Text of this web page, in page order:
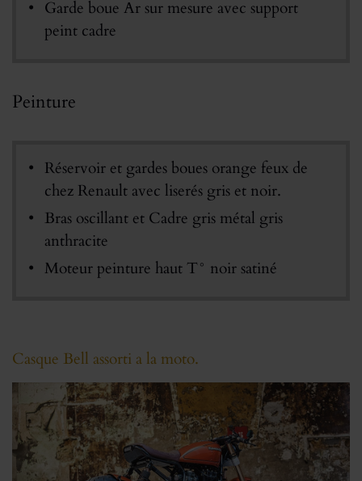
Garde boue Ar sur mesure avec support
peint cadre
Peinture
Réservoir et gardes boues orange feux de
chez Renault avec liserés gris et noir.
Bras oscillant et Cadre gris métal gris
anthracite
Moteur peinture haut T° noir satiné
Casque Bell assorti a la moto.